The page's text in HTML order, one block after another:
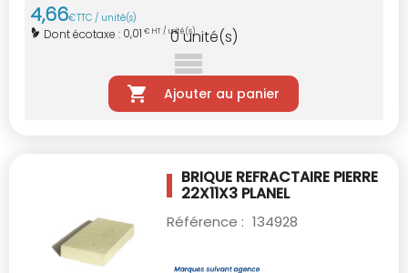
4,66€TTC / unité(s)
Dont écotaxe : 0,01 € HT / unité(s)
0unité(s)
Ajouter au panier
BRIQUE REFRACTAIRE PIERRE
22X11X3 PLANEL
Référence : 134928